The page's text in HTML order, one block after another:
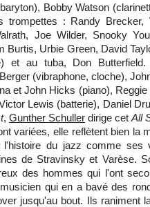
Bobby Watson
trompettes : Randy Brecker,
Joe Wilder, Snooky
Burtis, Urbie Green, David
et au tuba, Don
(vibraphone, cloche),
et John Hicks (piano),
Lewis (batterie), Daniel
, Gunther Schuller dirige cet All
variées, elle reflètent bien la
l'histoire du jazz comme ses
de Stravinsky et Varèse.
des hommes qui l'ont
qui en a bavé des
jusqu'au bout. Ils raniment